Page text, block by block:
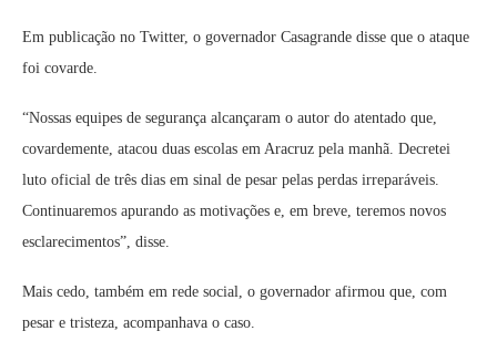
Em publicação no Twitter, o governador Casagrande disse que o ataque
foi covarde.
“Nossas equipes de segurança alcançaram o autor do atentado que,
covardemente, atacou duas escolas em Aracruz pela manhã. Decretei
luto oficial de três dias em sinal de pesar pelas perdas irreparáveis.
Continuaremos apurando as motivações e, em breve, teremos novos
esclarecimentos”, disse.
Mais cedo, também em rede social, o governador afirmou que, com
pesar e tristeza, acompanhava o caso.